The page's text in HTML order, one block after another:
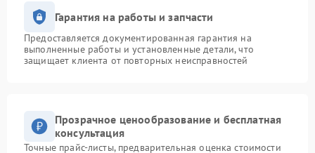
Гарантия на работы и запчасти
Предоставляется документированная гарантия на
выполненные работы и установленные детали, что
защищает клиента от повторных неисправностей
Прозрачное ценообразование и бесплатная
консультация
Точные прайс-листы, предварительная оценка стоимости